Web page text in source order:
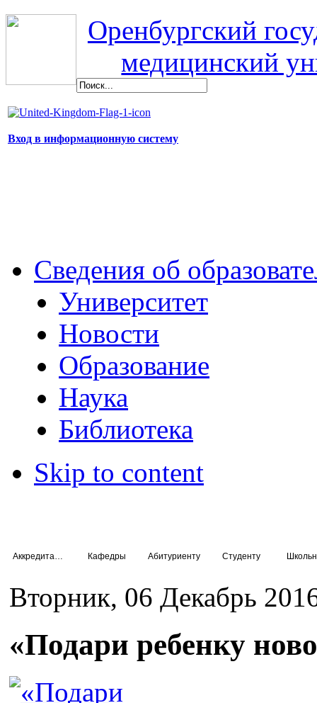
Оренбургский
медицинский
Вход в информационную систему
Сведения об
Университет
Новости
Образование
Наука
Библиотека
Skip to content
Кафедры Абитуриенту Студенту
Вторник, 06 Декабрь
«Подари ребенку